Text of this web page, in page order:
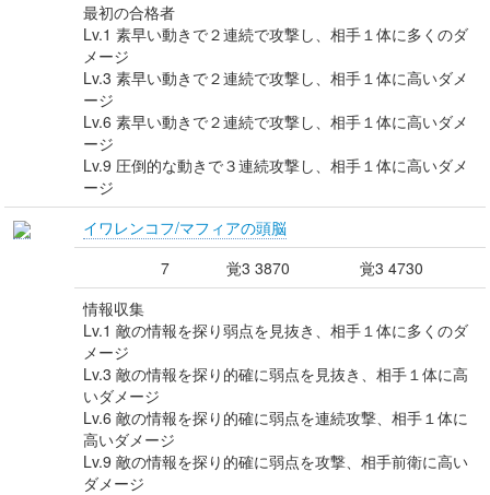
最初の合格者
Lv.1 素早い動きで２連続で攻撃し、相手１体に多くのダ
メージ
Lv.3 素早い動きで２連続で攻撃し、相手１体に高いダメ
ージ
Lv.6 素早い動きで２連続で攻撃し、相手１体に高いダメ
ージ
Lv.9 圧倒的な動きで３連続攻撃し、相手１体に高いダメ
ージ
イワレンコフ/マフィアの頭脳
7
覚3 3870
覚3 4730
情報収集
Lv.1 敵の情報を探り弱点を見抜き、相手１体に多くのダ
メージ
Lv.3 敵の情報を探り的確に弱点を見抜き、相手１体に高
いダメージ
Lv.6 敵の情報を探り的確に弱点を連続攻撃、相手１体に
高いダメージ
Lv.9 敵の情報を探り的確に弱点を攻撃、相手前衛に高い
ダメージ